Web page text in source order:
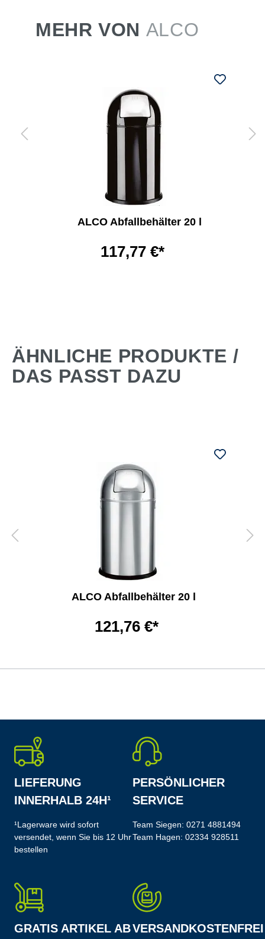
MEHR VON ALCO
ALCO Abfallbehälter 20 l
117,77 €*
ÄHNLICHE PRODUKTE /
DAS PASST DAZU
ALCO Abfallbehälter 20 l
121,76 €*
LIEFERUNG
INNERHALB 24H¹
¹Lagerware wird sofort
versendet, wenn Sie bis 12 Uhr
bestellen
PERSÖNLICHER
SERVICE
Team Siegen: 0271 4881494
Team Hagen: 02334 928511
GRATIS ARTIKEL ABVERSANDKOSTENFREI